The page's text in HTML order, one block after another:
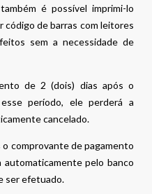
é possível imprimi-lo
de barras com leitores
sem a necessidade de
de 2 (dois) dias após o
período, ele perderá a
cancelado.
comprovante de pagamento
pelo banco
ser efetuado.